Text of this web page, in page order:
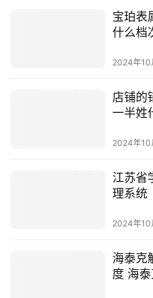
宝珀表
什么档
2024年10
店铺的
一半姓
2024年10
江苏省
理系统
2024年10
海泰克
度 海